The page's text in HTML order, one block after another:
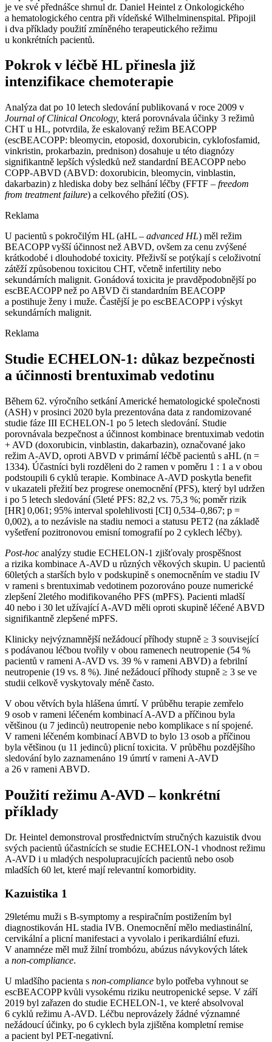
je ve své přednášce shrnul dr. Daniel Heintel z Onkologického
a hematologického centra při vídeňské Wilhelminenspital. Připojil
i dva příklady použití zmíněného terapeutického režimu
u konkrétních pacientů.
Pokrok v léčbě HL přinesla již
intenzifikace chemoterapie
Analýza dat po 10 letech sledování publikovaná v roce 2009 v
Journal of Clinical Oncology, která porovnávala účinky 3 režimů
CHT u HL, potvrdila, že eskalovaný režim BEACOPP
(escBEACOPP: bleomycin, etoposid, doxorubicin, cyklofosfamid,
vinkristin, prokarbazin, prednison) dosahuje u této diagnózy
signifikantně lepších výsledků než standardní BEACOPP nebo
COPP-ABVD (ABVD: doxorubicin, bleomycin, vinblastin,
dakarbazin) z hlediska doby bez selhání léčby (FFTF –⁠ freedom
from treatment failure) a celkového přežití (OS).
Reklama
U pacientů s pokročilým HL (aHL –⁠ advanced HL) měl režim
BEACOPP vyšší účinnost než ABVD, ovšem za cenu zvýšené
krátkodobé i dlouhodobé toxicity. Přeživší se potýkají s celoživotní
zátěží způsobenou toxicitou CHT, včetně infertility nebo
sekundárních malignit. Gonádová toxicita je pravděpodobnější po
escBEACOPP než po ABVD či standardním BEACOPP
a postihuje ženy i muže. Častější je po escBEACOPP i výskyt
sekundárních malignit.
Reklama
Studie ECHELON-1: důkaz bezpečnosti
a účinnosti brentuximab vedotinu
Během 62. výročního setkání Americké hematologické společnosti
(ASH) v prosinci 2020 byla prezentována data z randomizované
studie fáze III ECHELON-1 po 5 letech sledování. Studie
porovnávala bezpečnost a účinnost kombinace brentuximab vedotin
+ AVD (doxorubicin, vinblastin, dakarbazin), označované jako
režim A-AVD, oproti ABVD v primární léčbě pacientů s aHL (n =
1334). Účastníci byli rozděleni do 2 ramen v poměru 1 : 1 a v obou
podstoupili 6 cyklů terapie. Kombinace A-AVD poskytla benefit
v ukazateli přežití bez progrese onemocnění (PFS), který byl udržen
i po 5 letech sledování (5leté PFS: 82,2 vs. 75,3 %; poměr rizik
[HR] 0,061; 95% interval spolehlivosti [CI] 0,534–0,867; p =
0,002), a to nezávisle na stadiu nemoci a statusu PET2 (na základě
vyšetření pozitronovou emisní tomografií po 2 cyklech léčby).
Post-hoc analýzy studie ECHELON-1 zjišťovaly prospěšnost
a rizika kombinace A-AVD u různých věkových skupin. U pacientů
60letých a starších bylo v podskupině s onemocněním ve stadiu IV
v rameni s brentuximab vedotinem pozorováno pouze numerické
zlepšení 2letého modifikovaného PFS (mPFS). Pacienti mladší
40 nebo i 30 let užívající A-AVD měli oproti skupině léčené ABVD
signifikantně zlepšené mPFS.
Klinicky nejvýznamnější nežádoucí příhody stupně ≥ 3 související
s podávanou léčbou tvořily v obou ramenech neutropenie (54 %
pacientů v rameni A-AVD vs. 39 % v rameni ABVD) a febrilní
neutropenie (19 vs. 8 %). Jiné nežádoucí příhody stupně ≥ 3 se ve
studii celkově vyskytovaly méně často.
V obou větvích byla hlášena úmrtí. V průběhu terapie zemřelo
9 osob v rameni léčeném kombinací A-AVD a příčinou byla
většinou (u 7 jedinců) neutropenie nebo komplikace s ní spojené.
V rameni léčeném kombinací ABVD to bylo 13 osob a příčinou
byla většinou (u 11 jedinců) plicní toxicita. V průběhu pozdějšího
sledování bylo zaznamenáno 19 úmrtí v rameni A-AVD
a 26 v rameni ABVD.
Použití režimu A-AVD –⁠ konkrétní
příklady
Dr. Heintel demonstroval prostřednictvím stručných kazuistik dvou
svých pacientů účastnících se studie ECHELON-1 vhodnost režimu
A-AVD i u mladých nespolupracujících pacientů nebo osob
mladších 60 let, které mají relevantní komorbidity.
Kazuistika 1
29letému muži s B-symptomy a respiračním postižením byl
diagnostikován HL stadia IVB. Onemocnění mělo mediastinální,
cervikální a plicní manifestaci a vyvolalo i perikardiální efuzi.
V anamnéze měl muž žilní trombózu, abúzus návykových látek
a non-compliance.
U mladšího pacienta s non-compliance bylo potřeba vyhnout se
escBEACOPP kvůli vysokému riziku neutropenické sepse. V září
2019 byl zařazen do studie ECHELON-1, ve které absolvoval
6 cyklů režimu A-AVD. Léčbu neprovázely žádné významné
nežádoucí účinky, po 6 cyklech byla zjištěna kompletní remise
a pacient byl PET-negativní.